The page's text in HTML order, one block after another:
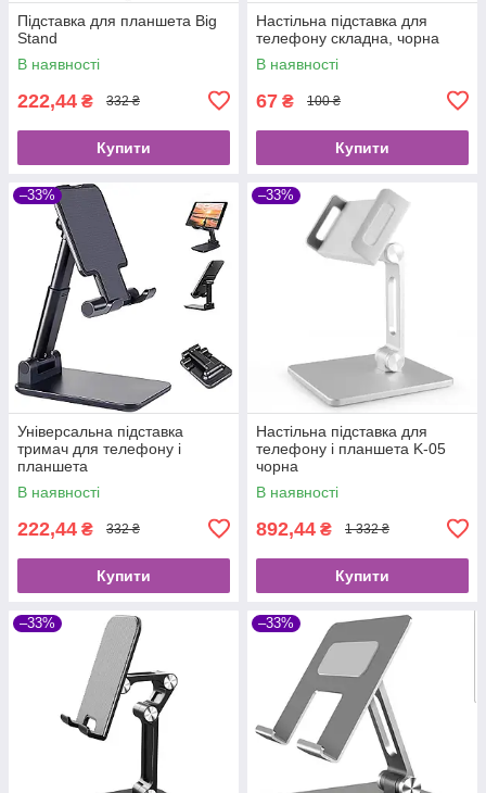
Підставка для планшета Big
Stand
В наявності
222,44 ₴ 332 ₴
Купити
Настільна підставка для
телефону складна, чорна
В наявності
67 ₴ 100 ₴
Купити
–33%
Універсальна підставка
тримач для телефону і
планшета
В наявності
222,44 ₴ 332 ₴
Купити
–33%
Настільна підставка для
телефону і планшета K-05
чорна
В наявності
892,44 ₴ 1 332 ₴
Купити
–33% –33%